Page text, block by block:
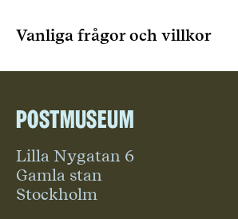
Vanliga frågor och villkor
Postmuseum
Lilla Nygatan 6
Gamla stan
Stockholm